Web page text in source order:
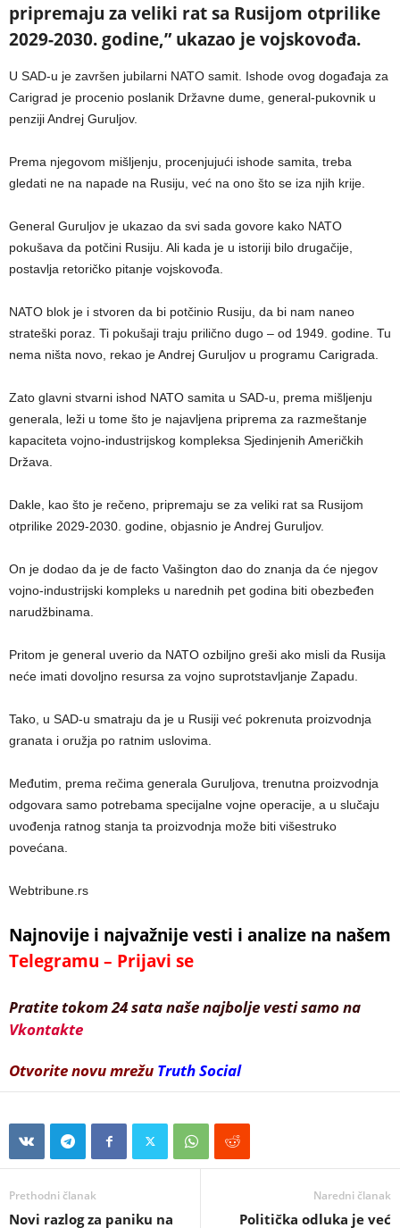
pripremaju za veliki rat sa Rusijom otprilike
2029-2030. godine,” ukazao je vojskovođa.
U SAD-u je završen jubilarni NATO samit. Ishode ovog događaja za
Carigrad je procenio poslanik Državne dume, general-pukovnik u
penziji Andrej Guruljov.
Prema njegovom mišljenju, procenjujući ishode samita, treba
gledati ne na napade na Rusiju, već na ono što se iza njih krije.
General Guruljov je ukazao da svi sada govore kako NATO
pokušava da potčini Rusiju. Ali kada je u istoriji bilo drugačije,
postavlja retoričko pitanje vojskovođa.
NATO blok je i stvoren da bi potčinio Rusiju, da bi nam naneo
strateški poraz. Ti pokušaji traju prilično dugo – od 1949. godine. Tu
nema ništa novo, rekao je Andrej Guruljov u programu Carigrada.
Zato glavni stvarni ishod NATO samita u SAD-u, prema mišljenju
generala, leži u tome što je najavljena priprema za razmeštanje
kapaciteta vojno-industrijskog kompleksa Sjedinjenih Američkih
Država.
Dakle, kao što je rečeno, pripremaju se za veliki rat sa Rusijom
otprilike 2029-2030. godine, objasnio je Andrej Guruljov.
On je dodao da je de facto Vašington dao do znanja da će njegov
vojno-industrijski kompleks u narednih pet godina biti obezbeđen
narudžbinama.
Pritom je general uverio da NATO ozbiljno greši ako misli da Rusija
neće imati dovoljno resursa za vojno suprotstavljanje Zapadu.
Tako, u SAD-u smatraju da je u Rusiji već pokrenuta proizvodnja
granata i oružja po ratnim uslovima.
Međutim, prema rečima generala Guruljova, trenutna proizvodnja
odgovara samo potrebama specijalne vojne operacije, a u slučaju
uvođenja ratnog stanja ta proizvodnja može biti višestruko
povećana.
Webtribune.rs
Najnovije i najvažnije vesti i analize na našem
Telegramu – Prijavi se
Pratite tokom 24 sata naše najbolje vesti samo na
Vkontakte
Otvorite novu mrežu Truth Social
Prethodni članak
Novi razlog za paniku na
Naredni članak
Politička odluka je već